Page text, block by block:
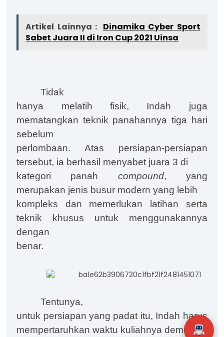
Artikel Lainnya : Dinamika Cyber Sport
Sabet Juara II di Iron Cup 2021 Uinsa
Tidak
hanya melatih fisik, Indah juga
mematangkan teknik panahannya tiga hari
sebelum
perlombaan. Atas persiapan-persiapan
tersebut, ia berhasil menyabet juara 3 di
kategori panah compound, yang
merupakan jenis busur modern yang lebih
kompleks dan memerlukan latihan serta
teknik khusus untuk menggunakannya
dengan
benar.
Tentunya,
untuk persiapan yang padat itu, Indah harus
mempertaruhkan waktu kuliahnya demi